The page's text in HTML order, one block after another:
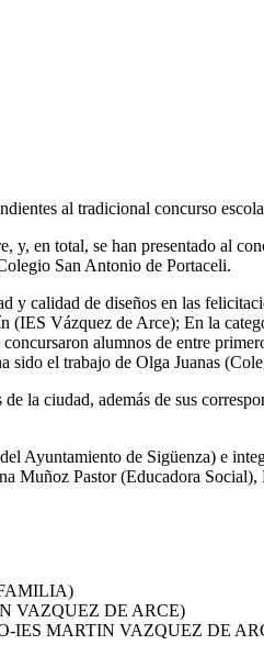
al tradicional concurso
en total, se han presentado al
San Antonio de Portaceli.
calidad de diseños en las
Vázquez de Arce); En la
alumnos de entre
el trabajo de Olga Juanas
la ciudad, además de sus
Ayuntamiento de Sigüenza) e
Muñoz Pastor (Educadora
VAZQUEZ DE ARCE)
IES MARTIN VAZQUEZ DE